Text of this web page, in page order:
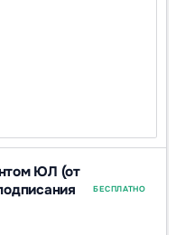
ЮЛ (от
БЕСПЛАТНО